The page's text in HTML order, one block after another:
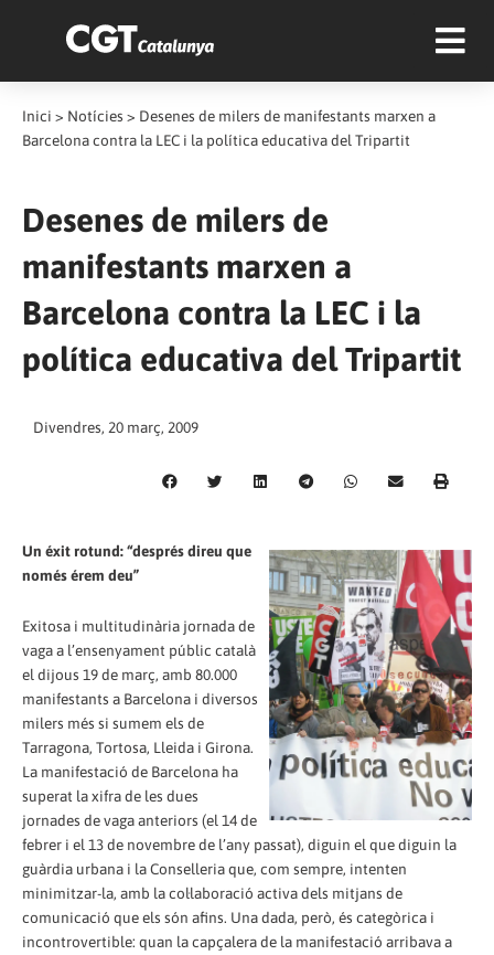
Inici > Notícies > Desenes de milers de manifestants marxen a
Barcelona contra la LEC i la política educativa del Tripartit
Desenes de milers de
manifestants marxen a
Barcelona contra la LEC i la
política educativa del Tripartit
Divendres, 20 març, 2009
Un éxit rotund: “després direu que
només érem deu”
Exitosa i multitudinària jornada de
vaga a l’ensenyament públic català
el dijous 19 de març, amb 80.000
manifestants a Barcelona i diversos
milers més si sumem els de
Tarragona, Tortosa, Lleida i Girona.
La manifestació de Barcelona ha
superat la xifra de les dues
jornades de vaga anteriors (el 14 de
febrer i el 13 de novembre de l’any passat), diguin el que diguin la
guàrdia urbana i la Conselleria que, com sempre, intenten
minimitzar-la, amb la col·laboració activa dels mitjans de
comunicació que els són afins. Una dada, però, és categòrica i
incontrovertible: quan la capçalera de la manifestació arribava a